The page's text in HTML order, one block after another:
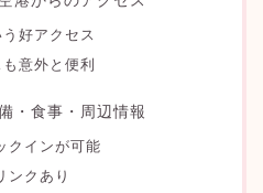
好アクセス
意外と便利
・食事・周辺情報
クインが可能
クあり